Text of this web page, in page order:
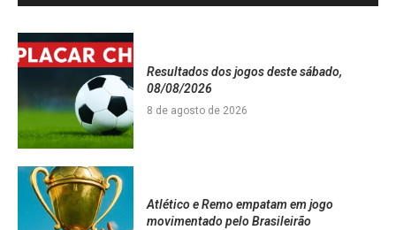
Resultados dos jogos deste sábado,
08/08/2026
8 de agosto de 2026
Atlético e Remo empatam em jogo
movimentado pelo Brasileirão